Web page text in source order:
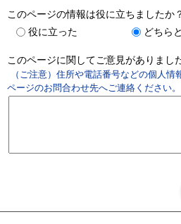
このページの情報は役に立ちましたか
役に立った
どちら
このページに関してご意見がありま
（ご注意）住所や電話番号などの個人
ページのお問合わせ先へご連絡ください。